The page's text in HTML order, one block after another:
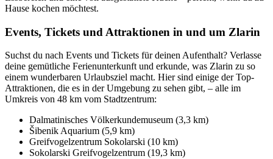
Hause kochen möchtest.
Events, Tickets und Attraktionen in und um Zlarin
Suchst du nach Events und Tickets für deinen Aufenthalt? Verlasse
deine gemütliche Ferienunterkunft und erkunde, was Zlarin zu so
einem wunderbaren Urlaubsziel macht. Hier sind einige der Top-
Attraktionen, die es in der Umgebung zu sehen gibt, – alle im
Umkreis von 48 km vom Stadtzentrum:
Dalmatinisches Völkerkundemuseum (3,3 km)
Šibenik Aquarium (5,9 km)
Greifvogelzentrum Sokolarski (10 km)
Sokolarski Greifvogelzentrum (19,3 km)